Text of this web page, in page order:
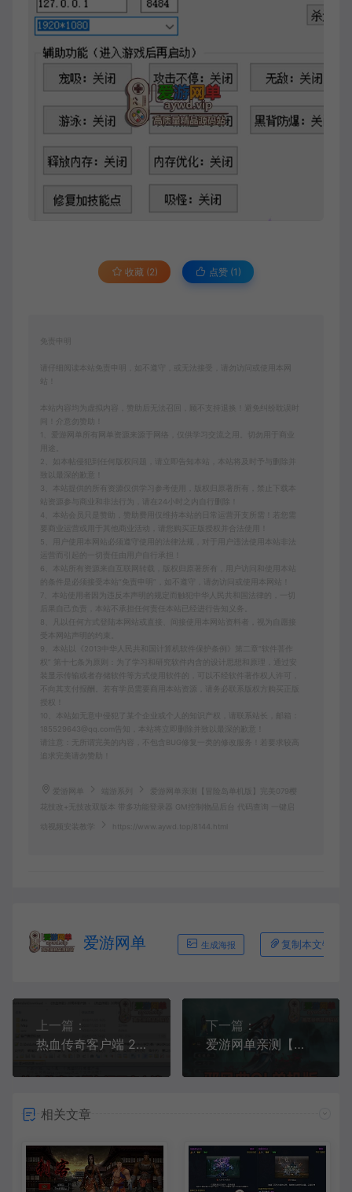
收藏 (2) 点赞 (1 )
免责申明
请仔细阅读本站免责申明，如不遵守，或无法接受，请勿访问或使用本网
本站内容均为虚拟内容，赞助后无法召回，顾不支持退换！避免纠纷耽误时
间！介意勿赞助！
1、爱游网单所有网单资源来源于网络，仅供学习交流之用。切勿用于商业
2、如本帖侵犯到任何版权问题，请立即告知本站，本站将及时予与删除并
致以最深的歉意！
3、本站提供的所有资源仅供学习参考使用，版权归原著所有，禁止下载本
站资源参与商业和非法行为，请在24小时之内自行删除！
4、本站会员只是赞助，赞助费用仅维持本站的日常运营开支所需！若您需
要商业运营或用于其他商业活动，请您购买正版授权并合法使用！
5、用户使用本网站必须遵守使用的法律法规，对于用户违法使用本站非法
6、本站所有资源来自互联网转载，版权归原著所有，用户访问和使用本站
的条件是必须接受本站“免责申明”，如不遵守，请勿访问或使用本网站！
7、本站使用者因为违反本声明的规定而触犯中华人民共和国法律的，一切
后果自己负责，本站不承担任何责任本站已经进行告知义务。
8、凡以任何方式登陆本网站或直接、间接使用本网站资料者，视为自愿接
受本网站声明的约束。
9、本站以《2013中华人民共和国计算机软件保护条例》第二章"软件菩作
权” 第十七条为原则：为了学习和研究软件内含的设计思想和原理，通过安
装显示传输或者存储软件等方式使用软件的，可以不经软件著作权人许可，
不向其支付报酬。若有学员需要商用本站资源，请务必联系版权方购买正版
10、本站如无意中侵犯了某个企业或个人的知识产权，请联系站长，邮箱：
185529643@qq.com告知，本站将立即删除并致以最深的歉意！
请注意：无所谓完美的内容，不包含BUG修复一类的修改服务！若要求较高
追求完美请勿赞助！
爱游网单 端游系列
爱游网单亲测【冒险岛单机版】完美079樱
花技改+无技改双版本 带多功能登录器 GM控制物品后台 代码查询 一键启
动视频安装教学 https://www.aywd.top/8144.html
爱游网单 生成海报 复制本文链接
上一篇：
热血传奇客户端 20周年版本 通用传奇客户端下载 传奇单机必备
下一篇：
爱游网单亲测【邪风曲OL】单机版武侠网游 GM工具无限点券 数据库角色属性修改 虚拟机一键端视频安装教学
相关文章